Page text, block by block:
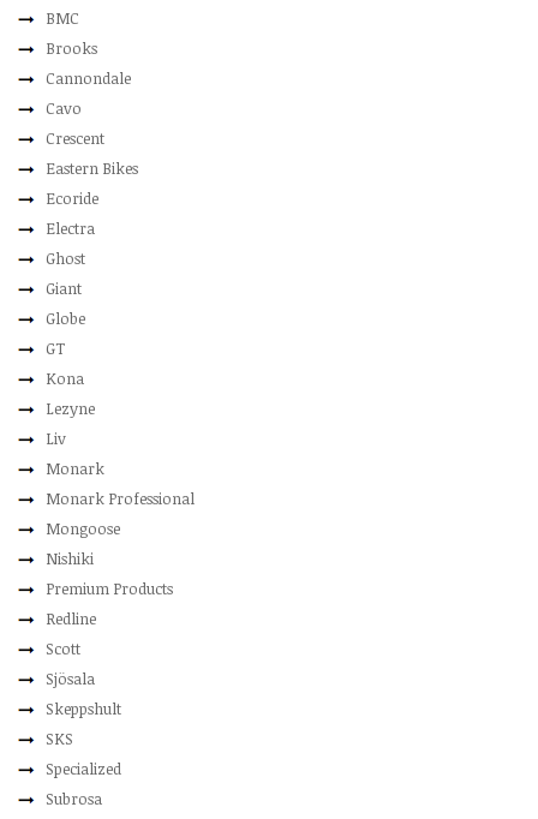
BMC
Brooks
Cannondale
Cavo
Crescent
Eastern Bikes
Ecoride
Electra
Ghost
Giant
Globe
GT
Kona
Lezyne
Liv
Monark
Monark Professional
Mongoose
Nishiki
Premium Products
Redline
Scott
Sjösala
Skeppshult
SKS
Specialized
Subrosa